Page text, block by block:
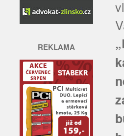
REKLAMA